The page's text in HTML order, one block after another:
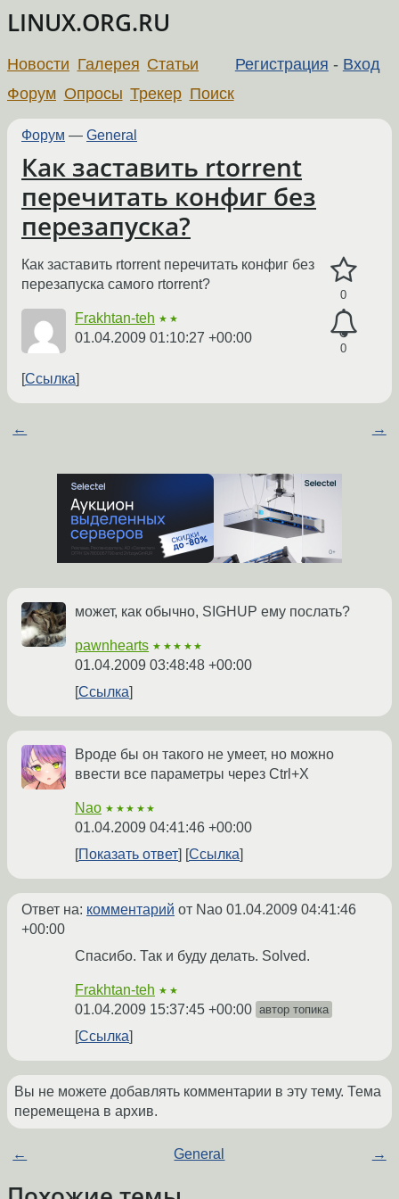
LINUX.ORG.RU
Регистрация - Вход
Новости Галерея Статьи
Форум Опросы Трекер Поиск
Форум — General
Как заставить rtorrent
перечитать конфиг без
перезапуска?
0
0
Как заставить rtorrent перечитать конфиг без
перезапуска самого rtorrent?
Frakhtan-teh ★★
01.04.2009 01:10:27 +00:00
Ссылка
← →
может, как обычно, SIGHUP ему послать?
pawnhearts ★★★★★
01.04.2009 03:48:48 +00:00
Ссылка
Вроде бы он такого не умеет, но можно
ввести все параметры через Ctrl+X
Nao ★★★★★
01.04.2009 04:41:46 +00:00
Показать ответ
Ссылка
Ответ на: комментарий от Nao 01.04.2009 04:41:46
+00:00
Спасибо. Так и буду делать. Solved.
Frakhtan-teh ★★
01.04.2009 15:37:45 +00:00 автор топика
Ссылка
Вы не можете добавлять комментарии в эту тему. Тема
перемещена в архив.
← General →